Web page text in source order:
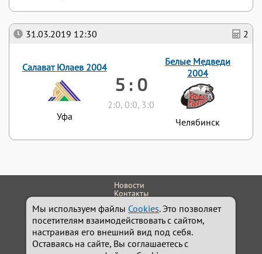
31.03.2019 12:30 2
Салават Юлаев 2004
Уфа
5 : 0
2:0, 0:0, 3:0
Белые Медведи
2004
Челябинск
Новости
Контакты
+7 (342) 242-24-32Администратор
school.molot@yandex.ru
Сайт работает на системеHoldek Sport v1.17.46
© Разработка: Александр Косачёвholdek.ru
Мы используем файлы Cookies. Это позволяет
посетителям взаимодействовать с сайтом,
настраивая его внешний вид под себя.
Оставаясь на сайте, Вы соглашаетесь с